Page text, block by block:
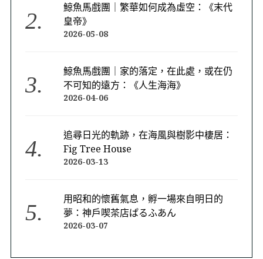
鯨魚馬戲團｜繁華如何成為虛空：《末代
皇帝》
2026-05-08
鯨魚馬戲團｜家的落定，在此處，或在仍
不可知的遠方：《人生海海》
2026-04-06
追尋日光的軌跡，在海風與樹影中棲居：
Fig Tree House
2026-03-13
用昭和的懷舊氣息，孵一場來自明日的
夢：神戶喫茶店ぱるふあん
2026-03-07